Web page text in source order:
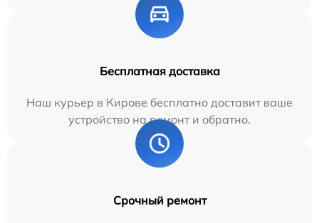
Бесплатная доставка
Наш курьер в Кирове бесплатно доставит ваше
устройство на ремонт и обратно.
Срочный ремонт